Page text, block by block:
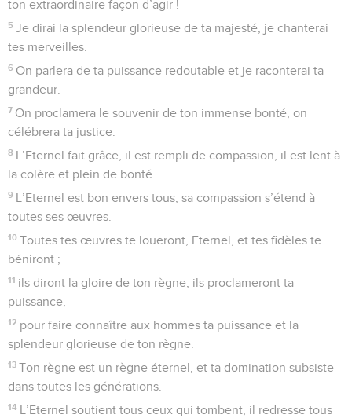
ton extraordinaire façon d’agir !
5 Je dirai la splendeur glorieuse de ta majesté, je chanterai
tes merveilles.
6 On parlera de ta puissance redoutable et je raconterai ta
grandeur.
7 On proclamera le souvenir de ton immense bonté, on
célébrera ta justice.
8 L’Eternel fait grâce, il est rempli de compassion, il est lent à
la colère et plein de bonté.
9 L’Eternel est bon envers tous, sa compassion s’étend à
toutes ses œuvres.
10 Toutes tes œuvres te loueront, Eternel, et tes fidèles te
béniront ;
11 ils diront la gloire de ton règne, ils proclameront ta
puissance,
12 pour faire connaître aux hommes ta puissance et la
splendeur glorieuse de ton règne.
13 Ton règne est un règne éternel, et ta domination subsiste
dans toutes les générations.
14 L’Eternel soutient tous ceux qui tombent, il redresse tous